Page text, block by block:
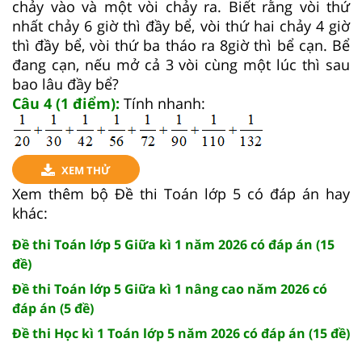
chảy vào và một vòi chảy ra. Biết rằng vòi thứ
nhất chảy 6 giờ thì đầy bể, vòi thứ hai chảy 4 giờ
thì đầy bể, vòi thứ ba tháo ra 8giờ thì bể cạn. Bể
đang cạn, nếu mở cả 3 vòi cùng một lúc thì sau
bao lâu đầy bể?
Câu 4 (1 điểm): Tính nhanh:
XEM THỬ
Xem thêm bộ Đề thi Toán lớp 5 có đáp án hay
khác:
Đề thi Toán lớp 5 Giữa kì 1 năm 2026 có đáp án (15
đề)
Đề thi Toán lớp 5 Giữa kì 1 nâng cao năm 2026 có
đáp án (5 đề)
Đề thi Học kì 1 Toán lớp 5 năm 2026 có đáp án (15 đề)